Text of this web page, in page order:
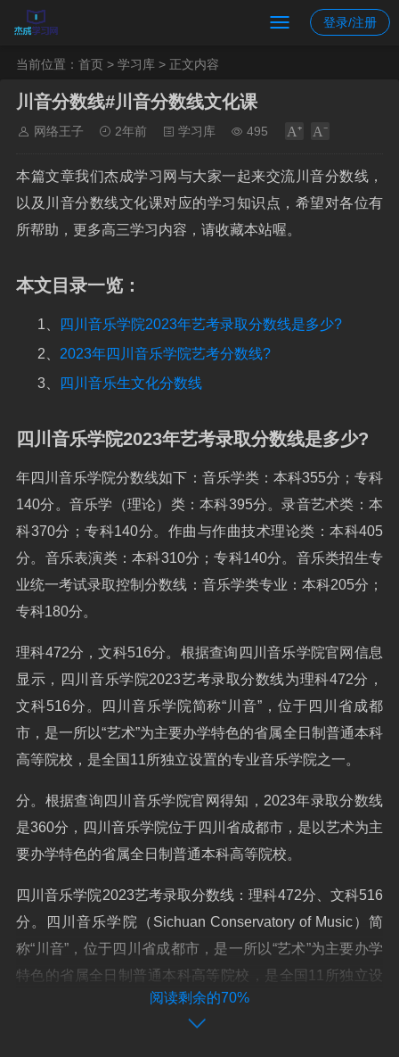
登录/注册
当前位置： 首页 > 学习库 > 正文内容
川音分数线#川音分数线文化课
网络王子 2年前 学习库 495
本篇文章我们杰成学习网与大家一起来交流川音分数线，
以及川音分数线文化课对应的学习知识点，希望对各位有
所帮助，更多高三学习内容，请收藏本站喔。
本文目录一览：
1、
四川音乐学院2023年艺考录取分数线是多少?
2、 2023年四川音乐学院艺考分数线?
3、
四川音乐生文化分数线
四川音乐学院2023年艺考录取分数线是多少?
年四川音乐学院分数线如下：音乐学类：本科355分；专科
140分。音乐学（理论）类：本科395分。录音艺术类：本
科370分；专科140分。作曲与作曲技术理论类：本科405
分。音乐表演类：本科310分；专科140分。音乐类招生专
业统一考试录取控制分数线：音乐学类专业：本科205分；
专科180分。
理科472分，文科516分。根据查询四川音乐学院官网信息
显示，四川音乐学院2023艺考录取分数线为理科472分，
文科516分。四川音乐学院简称“川音”，位于四川省成都
市，是一所以“艺术”为主要办学特色的省属全日制普通本科
高等院校，是全国11所独立设置的专业音乐学院之一。
分。根据查询四川音乐学院官网得知，2023年录取分数线
是360分，四川音乐学院位于四川省成都市，是以艺术为主
要办学特色的省属全日制普通本科高等院校。
四川音乐学院2023艺考录取分数线：理科472分、文科516
分。四川音乐学院（Sichuan Conservatory of Music）简
称“川音”，位于四川省成都市，是一所以“艺术”为主要办学
特色的省属全日制普通本科高等院校，是全国11所独立设
置的专业音乐学院之一，全国31所独立设置艺术类院校之
阅读剩余的70%